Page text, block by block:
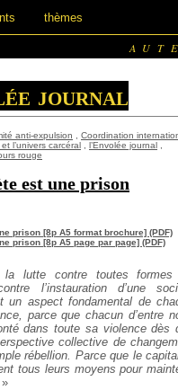
thèmes
journal
anti-expulsion
Coordination
l’univers carcéral
l’Envolée journal
rouge
est une prison
prison [8p A5 format brochure] (PDF)
prison [8p A5 page par page] (PDF)
la lutte contre toutes formes
l’instauration d’une
un aspect fondamental de
parce que chacun d’entre
dans toute sa violence dès
collective de
rébellion. Parce que le
tous leurs moyens pour
»